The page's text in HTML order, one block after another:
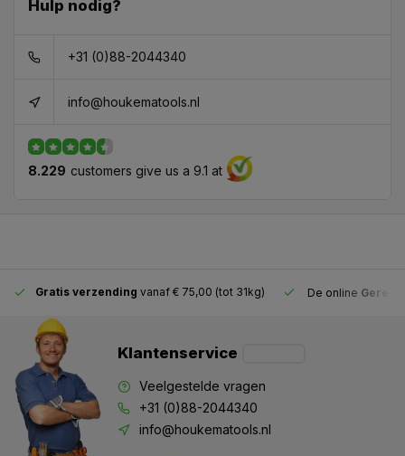
Hulp nodig?
+31 (0)88-2044340
info@houkematools.nl
8.229 customers give us a 9.1 at
Gratis verzending vanaf € 75,00 (tot 31kg) De online
Klantenservice
Veelgestelde vragen
+31 (0)88-2044340
info@houkematools.nl